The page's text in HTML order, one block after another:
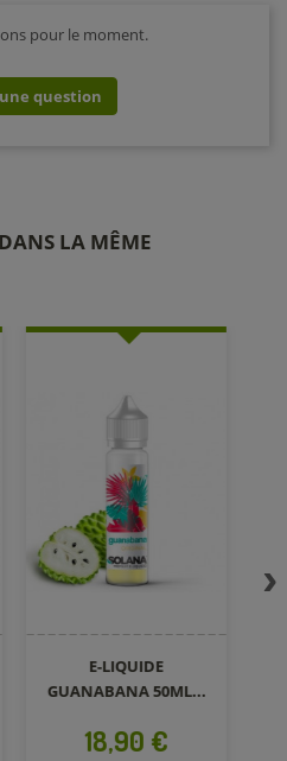
pour le moment.
question
LA MÊME
E-LIQUIDE
GUANABANA 50ML...
Prix
18,90 €